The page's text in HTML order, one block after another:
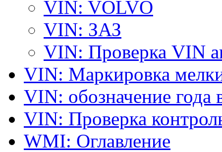
VIN: VOLVO
VIN: ЗАЗ
VIN: Проверка VIN
VIN: Маркировка
VIN: обозначение года
VIN: Проверка
WMI: Оглавление